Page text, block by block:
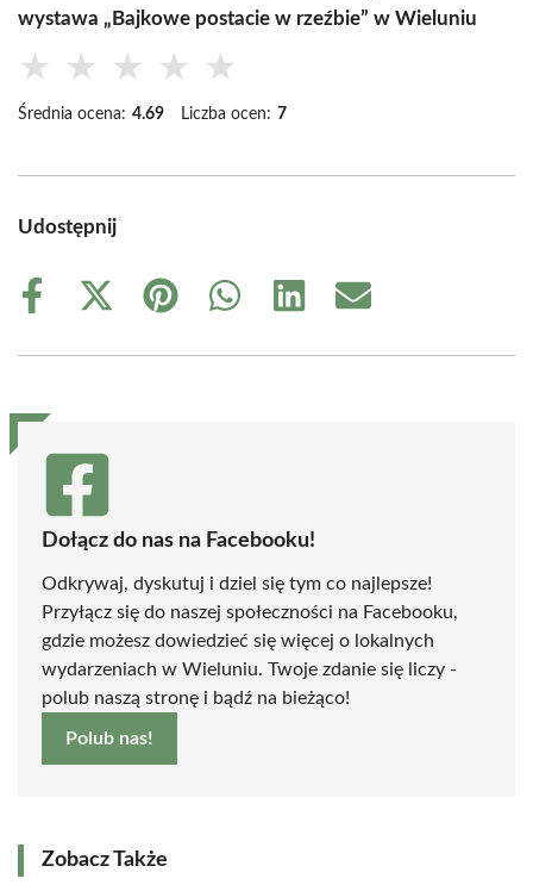
wystawa „Bajkowe postacie w rzeźbie” w Wieluniu
★ ★ ★ ★ ★
Średnia ocena: 4.69 Liczba ocen: 7
Udostępnij
Share
Share
(Twitter)
Share
Share
Share
Share
Dołącz do nas na Facebooku!
Odkrywaj, dyskutuj i dziel się tym co najlepsze!
Przyłącz się do naszej społeczności na Facebooku,
gdzie możesz dowiedzieć się więcej o lokalnych
wydarzeniach w Wieluniu. Twoje zdanie się liczy -
polub naszą stronę i bądź na bieżąco!
Polub nas!
Zobacz Także